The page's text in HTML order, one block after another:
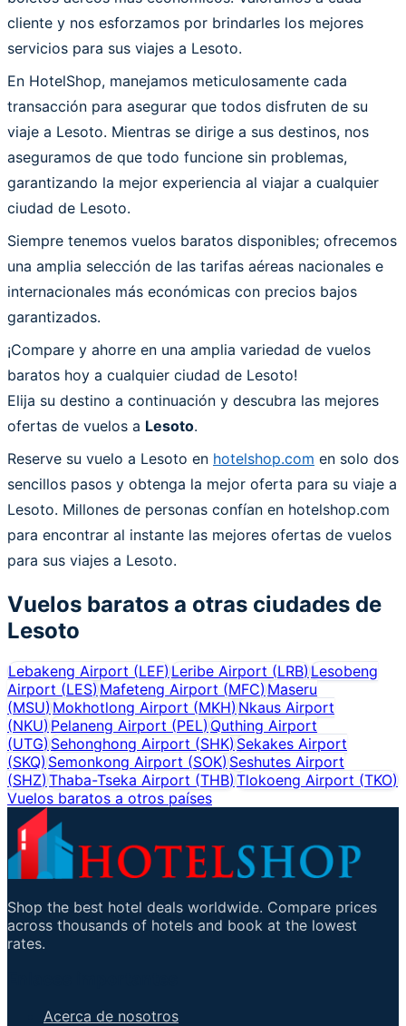
cliente y nos esforzamos por brindarles los mejores
servicios para sus viajes a Lesoto.
En HotelShop, manejamos meticulosamente cada
transacción para asegurar que todos disfruten de su
viaje a Lesoto. Mientras se dirige a sus destinos, nos
aseguramos de que todo funcione sin problemas,
garantizando la mejor experiencia al viajar a cualquier
ciudad de Lesoto.
Siempre tenemos vuelos baratos disponibles; ofrecemos
una amplia selección de las tarifas aéreas nacionales e
internacionales más económicas con precios bajos
garantizados.
¡Compare y ahorre en una amplia variedad de vuelos
baratos hoy a cualquier ciudad de Lesoto!
Elija su destino a continuación y descubra las mejores
ofertas de vuelos a Lesoto.
Reserve su vuelo a Lesoto en hotelshop.com en solo dos
sencillos pasos y obtenga la mejor oferta para su viaje a
Lesoto. Millones de personas confían en hotelshop.com
para encontrar al instante las mejores ofertas de vuelos
para sus viajes a Lesoto.
Vuelos baratos a otras ciudades de
Lesoto
Lebakeng Airport (LEF)Leribe Airport (LRB)Lesobeng
Airport (LES)Mafeteng Airport (MFC) Maseru
(MSU)Mokhotlong Airport (MKH) Nkaus Airport
(NKU)Pelaneng Airport (PEL) Quthing Airport
(UTG)Sehonghong Airport (SHK) Sekakes Airport
(SKQ)Semonkong Airport (SOK) Seshutes Airport
(SHZ)Thaba-Tseka Airport (THB) Tlokoeng Airport (TKO)
Vuelos baratos a otros países
Shop the best hotel deals worldwide. Compare prices
across thousands of hotels and book at the lowest
rates.
Acerca de nosotros